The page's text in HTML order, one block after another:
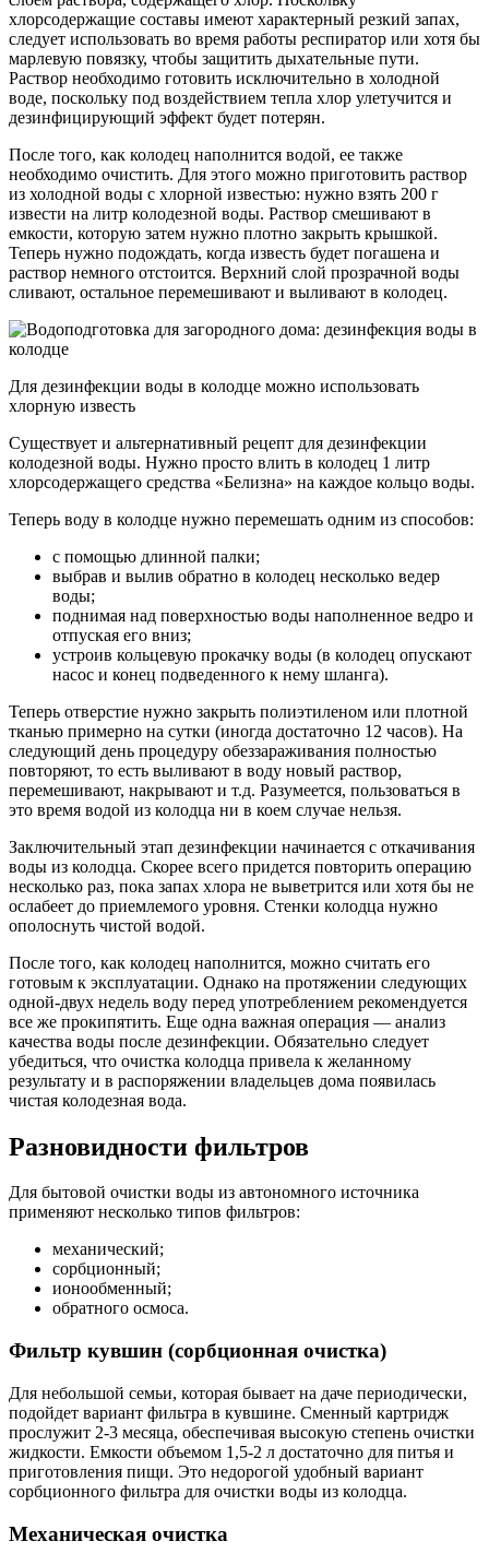
хлорсодержащие составы имеют характерный резкий запах,
следует использовать во время работы респиратор или хотя бы
марлевую повязку, чтобы защитить дыхательные пути.
Раствор необходимо готовить исключительно в холодной
воде, поскольку под воздействием тепла хлор улетучится и
дезинфицирующий эффект будет потерян.
После того, как колодец наполнится водой, ее также
необходимо очистить. Для этого можно приготовить раствор
из холодной воды с хлорной известью: нужно взять 200 г
извести на литр колодезной воды. Раствор смешивают в
емкости, которую затем нужно плотно закрыть крышкой.
Теперь нужно подождать, когда известь будет погашена и
раствор немного отстоится. Верхний слой прозрачной воды
сливают, остальное перемешивают и выливают в колодец.
Для дезинфекции воды в колодце можно использовать
хлорную известь
Существует и альтернативный рецепт для дезинфекции
колодезной воды. Нужно просто влить в колодец 1 литр
хлорсодержащего средства «Белизна» на каждое кольцо воды.
Теперь воду в колодце нужно перемешать одним из способов:
с помощью длинной палки;
выбрав и вылив обратно в колодец несколько ведер
воды;
поднимая над поверхностью воды наполненное ведро и
отпуская его вниз;
устроив кольцевую прокачку воды (в колодец опускают
насос и конец подведенного к нему шланга).
Теперь отверстие нужно закрыть полиэтиленом или плотной
тканью примерно на сутки (иногда достаточно 12 часов). На
следующий день процедуру обеззараживания полностью
повторяют, то есть выливают в воду новый раствор,
перемешивают, накрывают и т.д. Разумеется, пользоваться в
это время водой из колодца ни в коем случае нельзя.
Заключительный этап дезинфекции начинается с откачивания
воды из колодца. Скорее всего придется повторить операцию
несколько раз, пока запах хлора не выветрится или хотя бы не
ослабеет до приемлемого уровня. Стенки колодца нужно
ополоснуть чистой водой.
После того, как колодец наполнится, можно считать его
готовым к эксплуатации. Однако на протяжении следующих
одной-двух недель воду перед употреблением рекомендуется
все же прокипятить. Еще одна важная операция — анализ
качества воды после дезинфекции. Обязательно следует
убедиться, что очистка колодца привела к желанному
результату и в распоряжении владельцев дома появилась
чистая колодезная вода.
Разновидности фильтров
Для бытовой очистки воды из автономного источника
применяют несколько типов фильтров:
механический;
сорбционный;
ионообменный;
обратного осмоса.
Фильтр кувшин (сорбционная очистка)
Для небольшой семьи, которая бывает на даче периодически,
подойдет вариант фильтра в кувшине. Сменный картридж
прослужит 2-3 месяца, обеспечивая высокую степень очистки
жидкости. Емкости объемом 1,5-2 л достаточно для питья и
приготовления пищи. Это недорогой удобный вариант
сорбционного фильтра для очистки воды из колодца.
Механическая очистка